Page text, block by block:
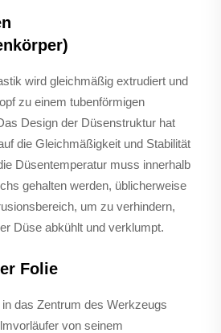
wird gleichmäßig extrudiert und
zu einem tubenförmigen
Design der Düsenstruktur hat
die Gleichmäßigkeit und Stabilität
Düsentemperatur muss innerhalb
gehalten werden, üblicherweise
um zu verhindern,
Düse abkühlt und verklumpt.
Folie
das Zentrum des Werkzeugs
von seinem